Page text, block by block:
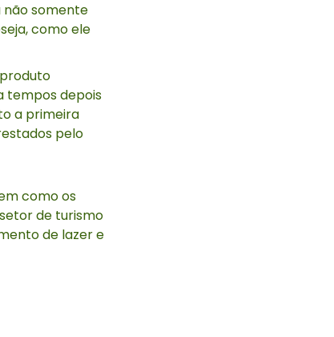
não somente
como ele
tempos depois
a primeira
pelo
como os
de turismo
de lazer e